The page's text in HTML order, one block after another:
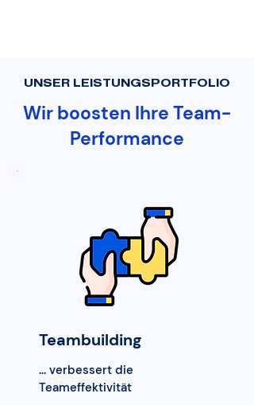
UNSER LEISTUNGSPORTFOLIO
Wir boosten Ihre Team-
Performance
Teambuilding
... verbessert die
Teameffektivität